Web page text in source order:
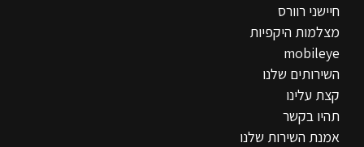
חיישני רוורס
מצלמות היקפיות
mobileye
השירותים שלנו
קצת עלינו
תהיו בקשר
אמנת השירות שלנו